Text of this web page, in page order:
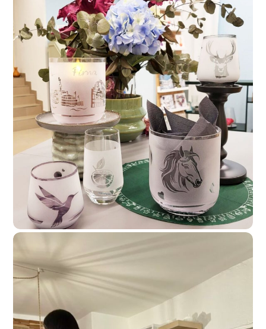
RATAGS Kunsthandwerk GmbH & Co. KG
Foto, Kunst & Souvenirs ,Handwerk & Dienstleistungen
mehr lesen